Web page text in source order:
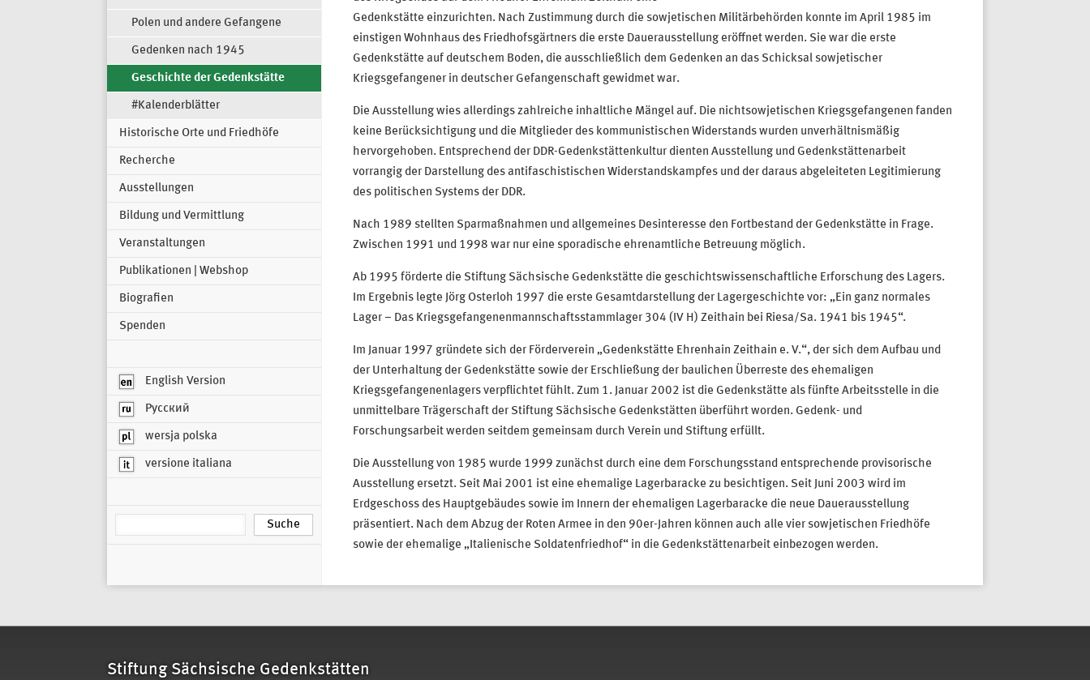
Polen und andere Gefangene
Gedenken nach 1945
Geschichte der Gedenkstätte
#Kalenderblätter
Historische Orte und Friedhöfe
Recherche
Ausstellungen
Bildung und Vermittlung
Veranstaltungen
Publikationen | Webshop
Biografien
Spenden
English Version
Русский
wersja polska
versione italiana
Gedenkstätte einzurichten. Nach Zustimmung durch die sowjetischen Militärbehörden konnte im April 1985 im
einstigen Wohnhaus des Friedhofsgärtners die erste Dauerausstellung eröffnet werden. Sie war die erste
Gedenkstätte auf deutschem Boden, die ausschließlich dem Gedenken an das Schicksal sowjetischer
Kriegsgefangener in deutscher Gefangenschaft gewidmet war.
Die Ausstellung wies allerdings zahlreiche inhaltliche Mängel auf. Die nichtsowjetischen Kriegsgefangenen fanden
keine Berücksichtigung und die Mitglieder des kommunistischen Widerstands wurden unverhältnismäßig
hervorgehoben. Entsprechend der DDR-Gedenkstättenkultur dienten Ausstellung und Gedenkstättenarbeit
vorrangig der Darstellung des antifaschistischen Widerstandskampfes und der daraus abgeleiteten Legitimierung
des politischen Systems der DDR.
Nach 1989 stellten Sparmaßnahmen und allgemeines Desinteresse den Fortbestand der Gedenkstätte in Frage.
Zwischen 1991 und 1998 war nur eine sporadische ehrenamtliche Betreuung möglich.
Ab 1995 förderte die Stiftung Sächsische Gedenkstätte die geschichtswissenschaftliche Erforschung des Lagers.
Im Ergebnis legte Jörg Osterloh 1997 die erste Gesamtdarstellung der Lagergeschichte vor: „Ein ganz normales
Lager – Das Kriegsgefangenenmannschaftsstammlager 304 (IV H) Zeithain bei Riesa/Sa. 1941 bis 1945“.
Im Januar 1997 gründete sich der Förderverein „Gedenkstätte Ehrenhain Zeithain e. V.“, der sich dem Aufbau und
der Unterhaltung der Gedenkstätte sowie der Erschließung der baulichen Überreste des ehemaligen
Kriegsgefangenenlagers verpflichtet fühlt. Zum 1. Januar 2002 ist die Gedenkstätte als fünfte Arbeitsstelle in die
unmittelbare Trägerschaft der Stiftung Sächsische Gedenkstätten überführt worden. Gedenk- und
Forschungsarbeit werden seitdem gemeinsam durch Verein und Stiftung erfüllt.
Die Ausstellung von 1985 wurde 1999 zunächst durch eine dem Forschungsstand entsprechende provisorische
Ausstellung ersetzt. Seit Mai 2001 ist eine ehemalige Lagerbaracke zu besichtigen. Seit Juni 2003 wird im
Erdgeschoss des Hauptgebäudes sowie im Innern der ehemaligen Lagerbaracke die neue Dauerausstellung
präsentiert. Nach dem Abzug der Roten Armee in den 90er-Jahren können auch alle vier sowjetischen Friedhöfe
sowie der ehemalige „Italienische Soldatenfriedhof“ in die Gedenkstättenarbeit einbezogen werden.
Stiftung Sächsische Gedenkstätten